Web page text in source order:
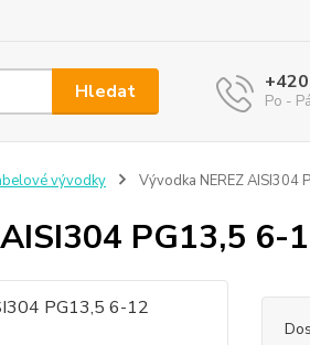
Hledat Po -
vývodky Vývodka NEREZ AISI304
PG13,5 6-